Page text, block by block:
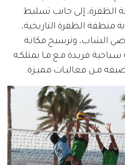
الظفرة، إلى جانب تسليط
منطقة الظفرة التاريخية،
الشاب، وترسيخ مكانـة
فريـدة مـع مـا تمتلكـه
مـن فعاليـات مميـزة.